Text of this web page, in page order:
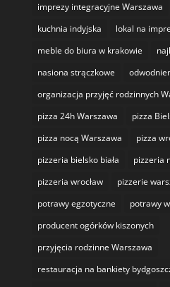
imprezy integracyjne Warszawa
kuchnia indyjska
lokal na
meble do biura w krakowie
nasiona strączkowe
organizacja przyjęć rodzinnych
pizza 24h Warszawa
pizza
pizza nocą Warszawa
pizza
pizzeria bielsko biała
pizzeria
pizzeria wrocław
pizzerie
potrawy egzotyczne
potrawy
producent ogórków kiszonych
przyjęcia rodzinne Warszawa
restauracja na bankiety